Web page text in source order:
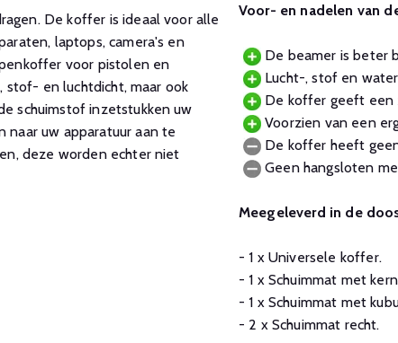
De koffer is ideaal voor alle
laptops, camera's en
voor pistolen en
stof- en luchtdicht, maar ook
schuimstof inzetstukken uw
naar uw apparatuur aan te
deze worden echter niet
Voor- en nadelen van
De beamer is beter
Lucht-, stof en
De koffer geeft een
Voorzien van een
De koffer heeft
Geen hangsloten
Meegeleverd in de
- 1 x Universele koffer.
- 1 x Schuimmat met
- 1 x Schuimmat met
- 2 x Schuimmat recht.